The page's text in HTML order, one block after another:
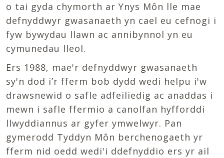
o tai gyda chymorth ar Ynys Môn lle mae
defnyddwyr gwasanaeth yn cael eu cefnogi i
fyw bywydau llawn ac annibynnol yn eu
cymunedau lleol.
Ers 1988, mae'r defnyddwyr gwasanaeth
sy'n dod i’r fferm bob dydd wedi helpu i'w
drawsnewid o safle adfeiliedig ac anaddas i
mewn i safle ffermio a canolfan hyfforddi
llwyddiannus ar gyfer ymwelwyr. Pan
gymerodd Tyddyn Môn berchenogaeth yr
fferm nid oedd wedi'i ddefnyddio ers yr ail